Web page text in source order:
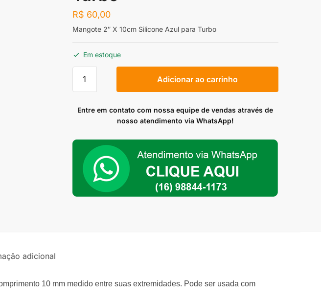
R$ 60,00
Mangote 2″ X 10cm Silicone Azul para Turbo
Em estoque
10cm
para
Turbo
quantidade
Adicionar ao carrinho
Entre em contato com nossa equipe de vendas através de
nosso atendimento via WhatsApp!
adicional
10 mm medido entre suas extremidades. Pode ser usada com